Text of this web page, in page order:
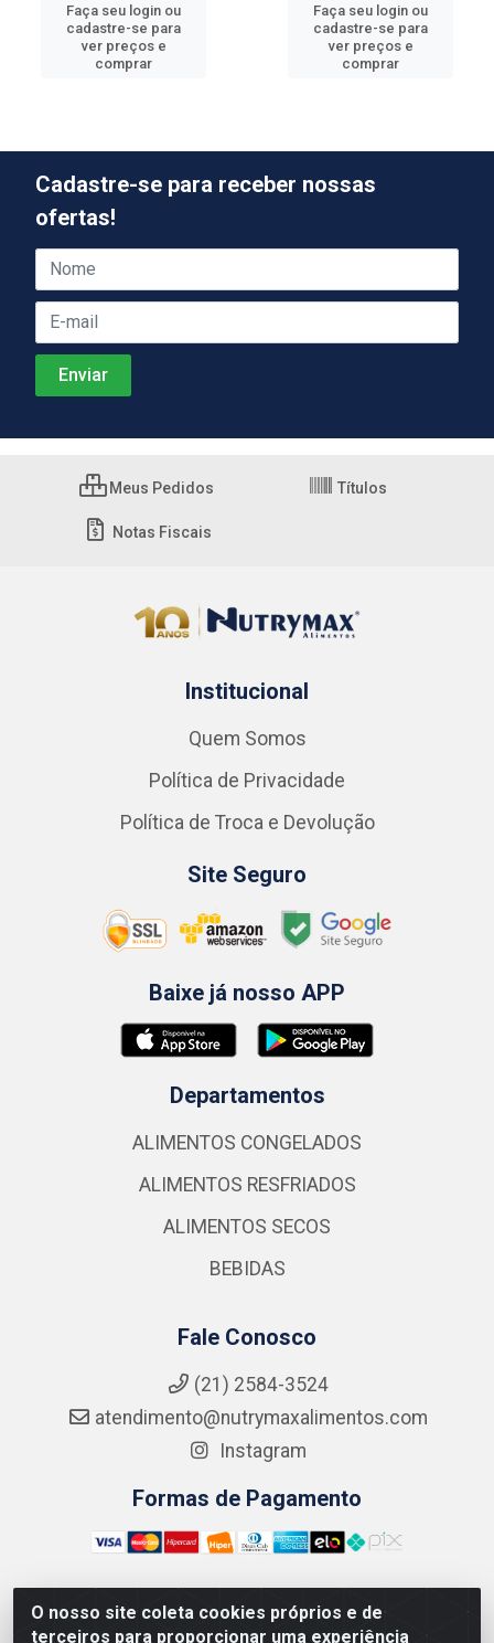
Faça seu login ou
cadastre-se para
ver preços e
comprar
Faça seu login ou
cadastre-se para
ver preços e
comprar
O nosso site coleta cookies próprios e de
terceiros para proporcionar uma experiência
Cadastre-se para receber nossas
ofertas!
Meus Pedidos Títulos
Notas Fiscais
Institucional
Quem Somos
Política de Privacidade
Política de Troca e Devolução
Site Seguro
Baixe já nosso APP
Departamentos
ALIMENTOS CONGELADOS
ALIMENTOS RESFRIADOS
ALIMENTOS SECOS
BEBIDAS
Fale Conosco
(21) 2584-3524
atendimento@nutrymaxalimentos.com
Instagram
Formas de Pagamento
NUTRY MAX COMÉRCIO DE PRODUTOS ALIMENTICIOS